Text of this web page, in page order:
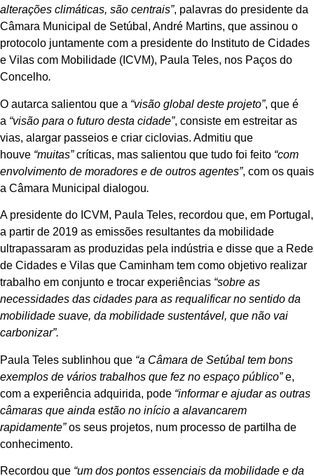
alterações climáticas, são centrais”, palavras do presidente da
Câmara Municipal de Setúbal, André Martins, que assinou o
protocolo juntamente com a presidente do Instituto de Cidades
e Vilas com Mobilidade (ICVM), Paula Teles, nos Paços do
Concelho.
O autarca salientou que a “visão global deste projeto”, que é
a “visão para o futuro desta cidade”, consiste em estreitar as
vias, alargar passeios e criar ciclovias. Admitiu que
houve “muitas”críticas, mas salientou que tudo foi feito “com
envolvimento de moradores e de outros agentes”, com os quais
a Câmara Municipal dialogou.
A presidente do ICVM, Paula Teles, recordou que, em Portugal,
a partir de 2019 as emissões resultantes da mobilidade
ultrapassaram as produzidas pela indústria e disse que a Rede
de Cidades e Vilas que Caminham tem como objetivo realizar
trabalho em conjunto e trocar experiências “sobre as
necessidades das cidades para as requalificar no sentido da
mobilidade suave, da mobilidade sustentável, que não vai
carbonizar”.
Paula Teles sublinhou que “a Câmara de Setúbal tem bons
exemplos de vários trabalhos que fez no espaço público”e,
com a experiência adquirida, pode “informar e ajudar as outras
câmaras que ainda estão no início a alavancarem
rapidamente”os seus projetos, num processo de partilha de
conhecimento.
Recordou que “um dos pontos essenciais da mobilidade e da